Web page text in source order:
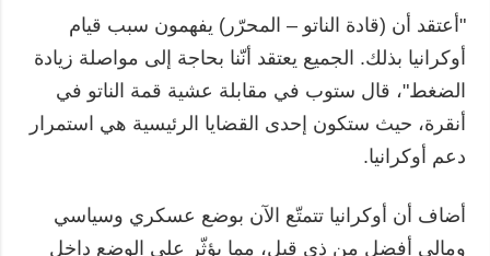
"أعتقد أن (قادة الناتو – المحرّر) يفهمون سبب قيام
أوكرانيا بذلك. الجميع يعتقد أنّنا بحاجة إلى مواصلة زيادة
الضغط"، قال ستوب في مقابلة عشية قمة الناتو في
أنقرة، حيث ستكون إحدى القضايا الرئيسية هي استمرار
دعم أوكرانيا.
أضاف أن أوكرانيا تتمتّع الآن بوضع عسكري وسياسي
ومالي أفضل من ذي قبل، مما يؤثّر على الوضع داخل